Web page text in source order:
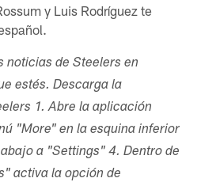
y Luis Rodríguez te
noticias de Steelers en
estés. Descarga la
1. Abre la aplicación
"More" en la esquina inferior
a "Settings" 4. Dentro de
activa la opción de